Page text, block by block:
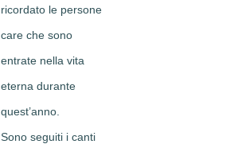
ricordato le persone
care che sono
entrate nella vita
eterna durante
quest’anno.
Sono seguiti i canti